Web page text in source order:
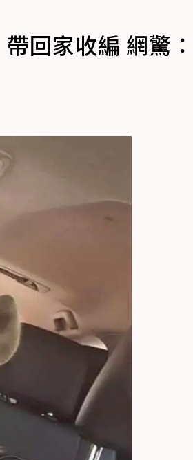
回家收編 網驚